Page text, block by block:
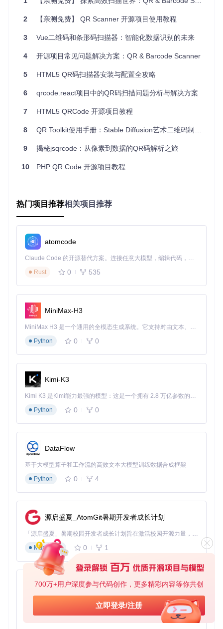
700万+用户深度参与代码创作，更多精彩内容等你共创
立即登录/注册
2. 项目的启动文件介绍
项目的主要入口通常位于src/main/java/com/example/Ma
同）。MainActivity负责初始化扫描界面以及处理扫描后的
段，例如使用ZXing库的API来激活相机扫描功能。
// 初始化scanner或相关组件的代码
protected void onCreate(Bundle savedInstanceState)
        setContentView(R.layout.activity_main);
// 假设这里调用了开启扫描的函数
        startScanning();
private void startScanning
// 使用ZXing或其他扫描库进行扫描的代码逻辑
    }
3. 项目的配置文件介绍
AndroidManifest.xml
位于src/main下的AndroidManifest.xml是Android应用的
关键配置文件，它声明了应用的基本信息、所需的权限和服
务。
<manifest xmlns:android="http://schemas.android.com/apk/
package
"com.example.yourpackage"
<uses-permission android:name=
<
...
        <
activity android:name ".MainActivity">
                ...
</manifest
要求访问摄像头以进行扫码。
<activity>: 定义了应用的主要活动MainActivity，以
及与之相关的意图过滤器。
通过上述文档，开发者可以快速理解项目结构，定位启动逻
辑，并正确配置应用以启用二维码和条形码扫描功能。记得在
进行任何修改前仔细阅读原始项目的README.md文件，获取
最新的开发和部署指令。
QrAndBarcodeScanner 下载源代码
An Android app for scanning QR codes and barcodes
项目地址：
https://gitcode.com/gh_mirrors/qr/QrAndBarcodeScanner
2 【亲测免费】 QR Scanner 开源项目使用教程
3 Vue二维码和条形码扫描器：智能化数据识别的未来
4 开源项目常见问题解决方案：QR & Barcode Scanner
5 HTML5 QR码扫描器安装与配置全攻略
6 qrcode.react项目中的QR码扫描问题分析与解决方案
7 HTML5 QRCode 开源项目教程
8 QR Toolkit使用手册：Stable Diffusion艺术二维码制作全指南
9 揭秘jsqrcode：从像素到数据的QR码解析之旅
10 PHP QR Code 开源项目教程
热门项目推荐相关项目推荐
atomcode
Claude Code 的开源替代方案。连接任意大模型，编辑代码，运行命令，自动验证 — 全自动执行。用 Rust 构建，极致性能。 ｜ An open-source alternative to Claude Code. Connect any LLM, edit code, run commands, and verify changes — autonomously. Built in Rust for speed. Get Started
Rust
0 535
MiniMax-H3
MiniMax H3 是一个通用的全模态生成系统。它支持对由文本、图像、视频和音频组成的多模态上下文进行统一理解，并能生成分辨率高达 2K、时长可达 15 秒的带原生立体声音频的视频。得益于面向任务泛化的系统设计，H3 在预训练阶段就已具备广泛的多模态上下文理解与生成能力，能够出色地执行复杂的多模态指令。
Python
0 0
Kimi-K3
Kimi K3 是Kimi能力最强的模型：这是一个拥有 2.8 万亿参数的混合专家（MoE）模型，具备原生视觉理解能力，并支持 100 万 token 的上下文窗口。
Python
0 0
DataFlow
基于大模型算子和工作流的高效文本大模型训练数据合成框架
Python
0 4
源启盛夏_AtomGit暑期开发者成长计划
「源启盛夏」暑期校园开发者成长计划旨在激活校园开源力量，通过积分激励、认证扶持、资源倾斜等形式，引导高校组织和开发者完成「入驻 — 建项目 — 做贡献 — 获认证 — 得资源」的完整闭环。无论你是想带领社团入驻平台的组织者，还是希望用代码贡献证明自己的开发者，都能在这里找到属于你的成长路径。
Markdown
0 1
py-xiaozhi
基于Python的Xiaozhi AI，适用于想要完整Xiaozhi体验而无需拥有专用硬件的用户。
Python
0 1